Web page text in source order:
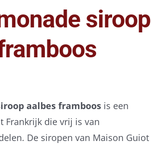
siroop
aalbes framboos is een
Frankrijk die vrij is van
De siropen van Maison Guiot